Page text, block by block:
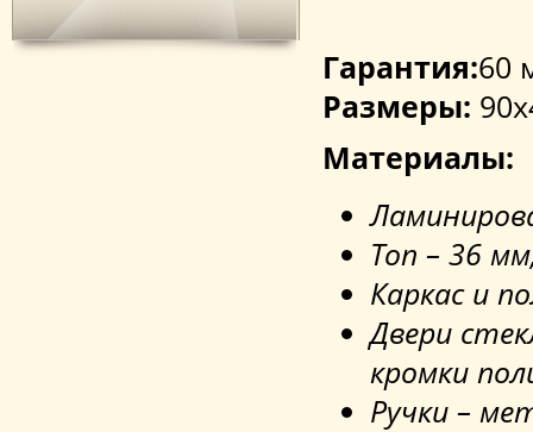
Гарантия:60
Размеры:
Материалы:
Топ – 36
Каркас и
Двери
кромки
Ручки –